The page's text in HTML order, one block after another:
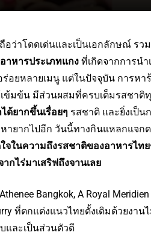
อว่าโดดเด่นและเป็นเอกลักษณ์ รว
อาหารประเภทแกง ที่เกิดจากการน
อยหลายเมนู แต่ในปัจจุบัน การห
เข้มข้น มีส่วนผสมที่ครบเต็มรสชา
ด้ยากขึ้นเรื่อยๆ รสชาติ และยิ่งเป็น
หายากไปอีก วันนี้ทางกินแหลกแจก
จในความถึงรสชาติของอาหารไ
กไร่มาเสริฟถึงจานเลย
Bangkok, A Royal
ที่ตกแต่งแนวไทยดั้งเดิมด้วยงา
และเป็นส่วนตัวดี